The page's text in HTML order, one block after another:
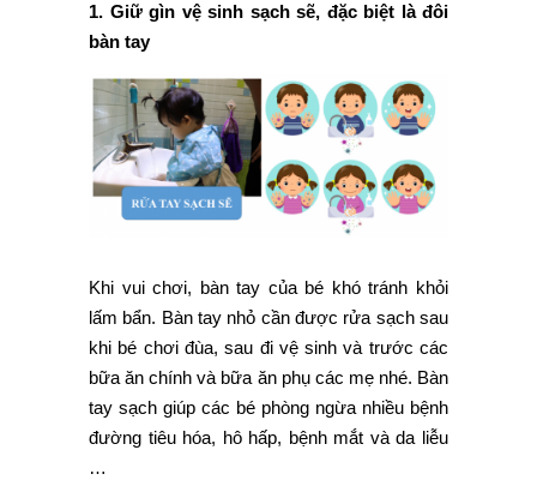
1. Giữ gìn vệ sinh sạch sẽ, đặc biệt là đôi
bàn tay
Khi vui chơi, bàn tay của bé khó tránh khỏi
lấm bẩn. Bàn tay nhỏ cần được rửa sạch sau
khi bé chơi đùa, sau đi vệ sinh và trước các
bữa ăn chính và bữa ăn phụ các mẹ nhé. Bàn
tay sạch giúp các bé phòng ngừa nhiều bệnh
đường tiêu hóa, hô hấp, bệnh mắt và da liễu
…